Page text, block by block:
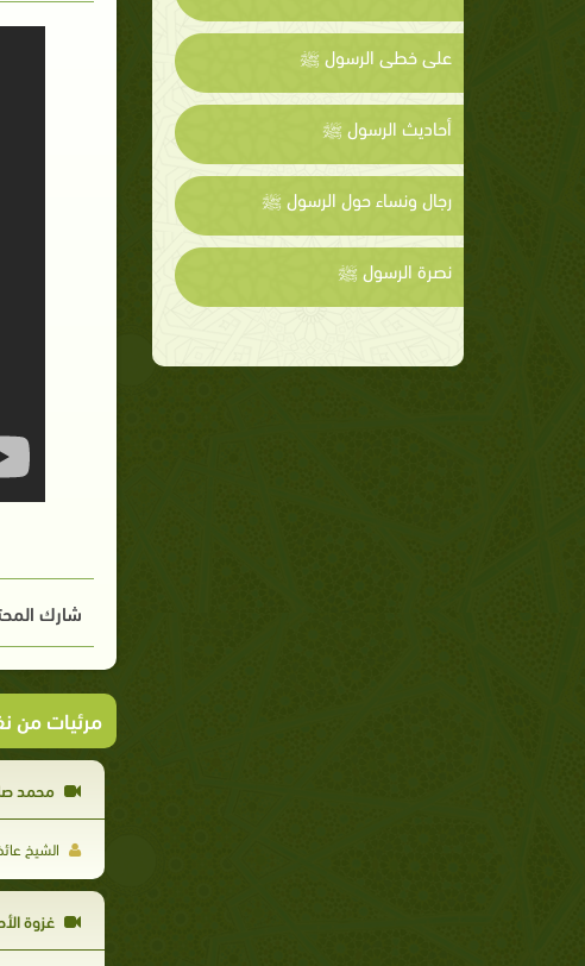
على خطى الرسول ﷺ
أحاديث الرسول ﷺ
رجال ونساء حول الرسول ﷺ
نصرة الرسول ﷺ
شارك
مرئيات من
محمد
الشيخ
غزوة